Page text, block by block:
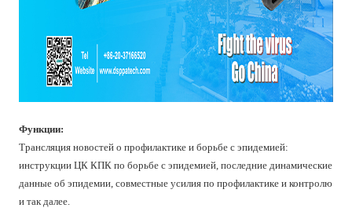
Функции:
Трансляция новостей о профилактике и борьбе с эпидемией:
инструкции ЦК КПК по борьбе с эпидемией, последние динамические
данные об эпидемии, совместные усилия по профилактике и контролю
и так далее.